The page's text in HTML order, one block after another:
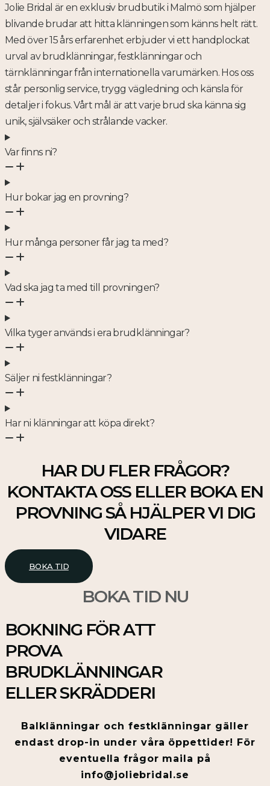
Jolie Bridal är en exklusiv brudbutik i Malmö som hjälper
blivande brudar att hitta klänningen som känns helt rätt.
Med över 15 års erfarenhet erbjuder vi ett handplockat
urval av brudklänningar, festklänningar och
tärnklänningar från internationella varumärken. Hos oss
står personlig service, trygg vägledning och känsla för
detaljer i fokus. Vårt mål är att varje brud ska känna sig
unik, självsäker och strålande vacker.
Var finns ni?
Hur bokar jag en provning?
Hur många personer får jag ta med?
Vad ska jag ta med till provningen?
Vilka tyger används i era brudklänningar?
Säljer ni festklänningar?
Har ni klänningar att köpa direkt?
HAR DU FLER FRÅGOR?
KONTAKTA OSS ELLER BOKA EN
PROVNING SÅ HJÄLPER VI DIG
VIDARE
BOKA TID
BOKA TID NU
BOKNING FÖR ATT
PROVA
BRUDKLÄNNINGAR
ELLER SKRÄDDERI
Balklänningar och festklänningar gäller
endast drop-in under våra öppettider! För
eventuella frågor maila på
info@joliebridal.se